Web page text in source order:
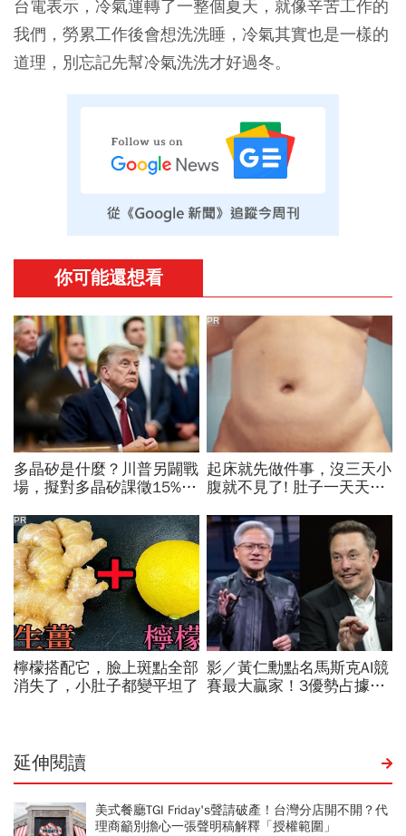
台電表示，冷氣運轉了一整個夏天，就像辛苦工作的
我們，勞累工作後會想洗洗睡，冷氣其實也是一樣的
道理，別忘記先幫冷氣洗洗才好過冬。
延伸閱讀
美式餐廳TGI Friday's聲請破產！台灣分店開不開？代
理商籲別擔心一張聲明稿解釋「授權範圍」